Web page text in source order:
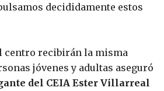
decididamente estos
centro recibirán la misma
jóvenes y adultas aseguró
del CEIA Ester Villarreal